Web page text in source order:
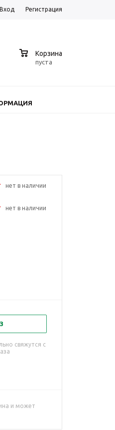
Вход Регистрация
Корзина
пуста
Нет в наличии
Нет в наличии
свяжутся с
и может